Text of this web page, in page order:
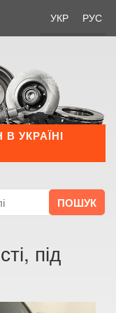
УКР РУС
УКРАЇНІ
під